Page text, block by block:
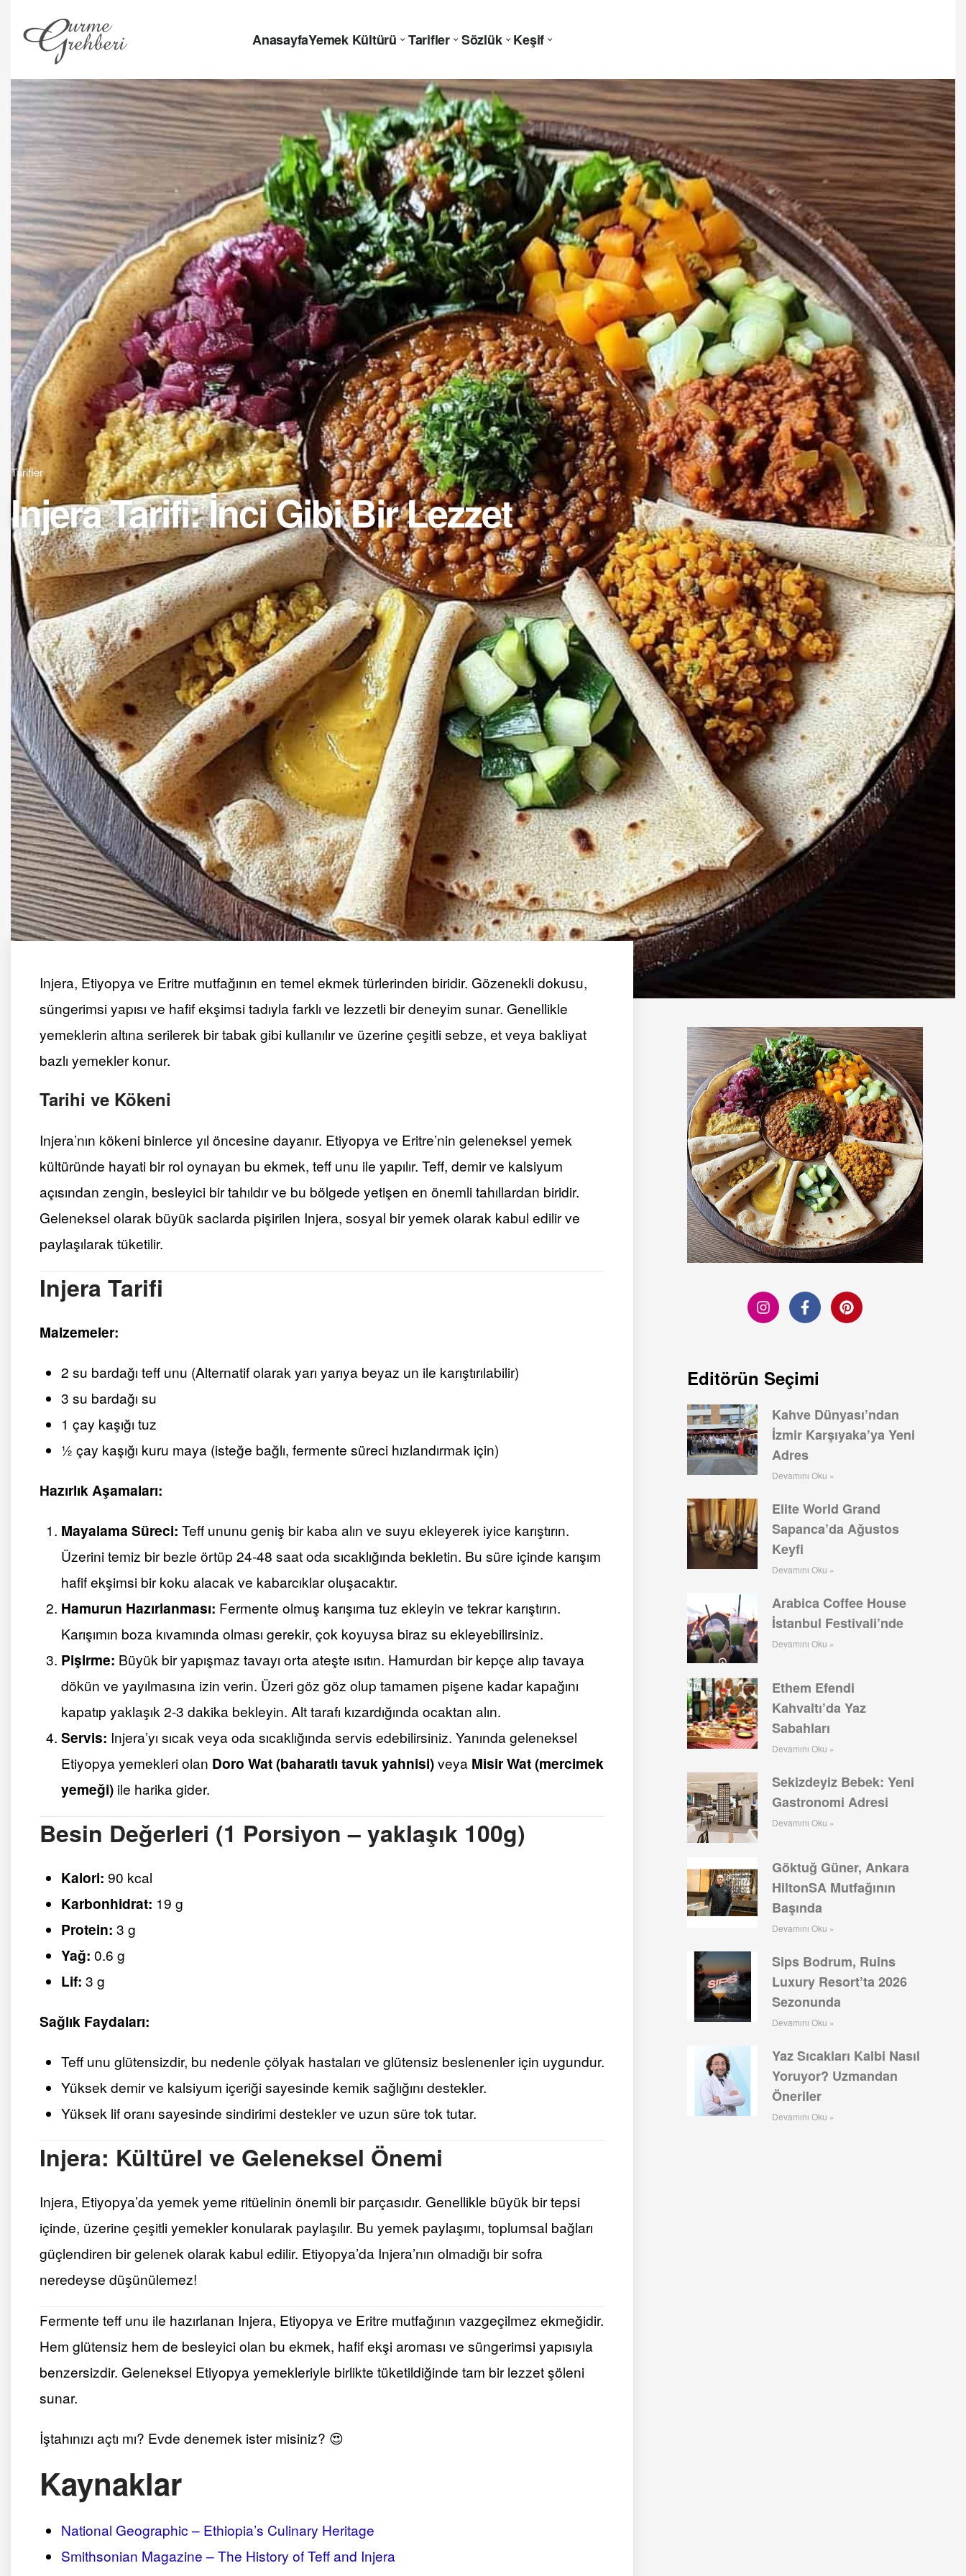
AnasayfaYemek Kültürü Tarifler Sözlük Keşif
Tarifler
Injera Tarifi: İnci Gibi Bir Lezzet
Injera, Etiyopya ve Eritre mutfağının en temel ekmek türlerinden biridir. Gözenekli dokusu,
süngerimsi yapısı ve hafif ekşimsi tadıyla farklı ve lezzetli bir deneyim sunar. Genellikle
yemeklerin altına serilerek bir tabak gibi kullanılır ve üzerine çeşitli sebze, et veya bakliyat
bazlı yemekler konur.
Tarihi ve Kökeni
Injera’nın kökeni binlerce yıl öncesine dayanır. Etiyopya ve Eritre’nin geleneksel yemek
kültüründe hayati bir rol oynayan bu ekmek, teff unu ile yapılır. Teff, demir ve kalsiyum
açısından zengin, besleyici bir tahıldır ve bu bölgede yetişen en önemli tahıllardan biridir.
Geleneksel olarak büyük saclarda pişirilen Injera, sosyal bir yemek olarak kabul edilir ve
paylaşılarak tüketilir.
Injera Tarifi
Malzemeler:
2 su bardağı teff unu (Alternatif olarak yarı yarıya beyaz un ile karıştırılabilir)
3 su bardağı su
1 çay kaşığı tuz
½ çay kaşığı kuru maya (isteğe bağlı, fermente süreci hızlandırmak için)
Hazırlık Aşamaları:
Mayalama Süreci: Teff ununu geniş bir kaba alın ve suyu ekleyerek iyice karıştırın.
Üzerini temiz bir bezle örtüp 24-48 saat oda sıcaklığında bekletin. Bu süre içinde karışım
hafif ekşimsi bir koku alacak ve kabarcıklar oluşacaktır.
Hamurun Hazırlanması: Fermente olmuş karışıma tuz ekleyin ve tekrar karıştırın.
Karışımın boza kıvamında olması gerekir, çok koyuysa biraz su ekleyebilirsiniz.
Pişirme: Büyük bir yapışmaz tavayı orta ateşte ısıtın. Hamurdan bir kepçe alıp tavaya
dökün ve yayılmasına izin verin. Üzeri göz göz olup tamamen pişene kadar kapağını
kapatıp yaklaşık 2-3 dakika bekleyin. Alt tarafı kızardığında ocaktan alın.
Servis: Injera’yı sıcak veya oda sıcaklığında servis edebilirsiniz. Yanında geleneksel
Etiyopya yemekleri olan Doro Wat (baharatlı tavuk yahnisi)veya Misir Wat (mercimek
yemeği) ile harika gider.
Besin Değerleri (1 Porsiyon – yaklaşık 100g)
Kalori: 90 kcal
Karbonhidrat: 19 g
Protein: 3 g
Yağ: 0.6 g
Lif: 3 g
Sağlık Faydaları:
Teff unu glütensizdir, bu nedenle çölyak hastaları ve glütensiz beslenenler için uygundur.
Yüksek demir ve kalsiyum içeriği sayesinde kemik sağlığını destekler.
Yüksek lif oranı sayesinde sindirimi destekler ve uzun süre tok tutar.
Injera: Kültürel ve Geleneksel Önemi
Injera, Etiyopya’da yemek yeme ritüelinin önemli bir parçasıdır. Genellikle büyük bir tepsi
içinde, üzerine çeşitli yemekler konularak paylaşılır. Bu yemek paylaşımı, toplumsal bağları
güçlendiren bir gelenek olarak kabul edilir. Etiyopya’da Injera’nın olmadığı bir sofra
neredeyse düşünülemez!
Fermente teff unu ile hazırlanan Injera, Etiyopya ve Eritre mutfağının vazgeçilmez ekmeğidir.
Hem glütensiz hem de besleyici olan bu ekmek, hafif ekşi aroması ve süngerimsi yapısıyla
benzersizdir. Geleneksel Etiyopya yemekleriyle birlikte tüketildiğinde tam bir lezzet şöleni
sunar.
İştahınızı açtı mı? Evde denemek ister misiniz? 😍
Kaynaklar
National Geographic – Ethiopia’s Culinary Heritage
Smithsonian Magazine – The History of Teff and Injera
Editörün Seçimi
Kahve Dünyası’ndan
İzmir Karşıyaka’ya Yeni
Adres
Devamını Oku »
Elite World Grand
Sapanca’da Ağustos
Keyfi
Devamını Oku »
Arabica Coffee House
İstanbul Festivali’nde
Devamını Oku »
Ethem Efendi
Kahvaltı’da Yaz
Sabahları
Devamını Oku »
Sekizdeyiz Bebek: Yeni
Gastronomi Adresi
Devamını Oku »
Göktuğ Güner, Ankara
HiltonSA Mutfağının
Başında
Devamını Oku »
Sips Bodrum, Ruins
Luxury Resort’ta 2026
Sezonunda
Devamını Oku »
Yaz Sıcakları Kalbi Nasıl
Yoruyor? Uzmandan
Öneriler
Devamını Oku »